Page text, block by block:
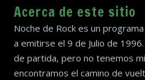
Acerca de este sitio
Noche de Rock es un
a emitirse el 9 de Julio de 1996.
de partida, pero no tenemos
encontramos el camino de